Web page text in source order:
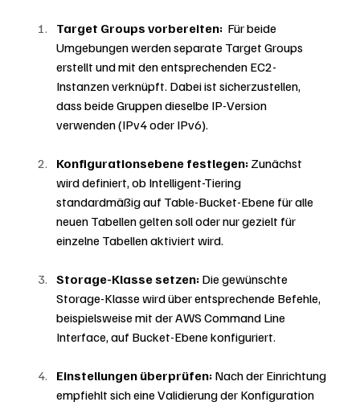
Target Groups vorbereiten: Für beide
Umgebungen werden separate Target Groups
erstellt und mit den entsprechenden EC2-
Instanzen verknüpft. Dabei ist sicherzustellen,
dass beide Gruppen dieselbe IP-Version
verwenden (IPv4 oder IPv6).
Konfigurationsebene festlegen: Zunächst
wird definiert, ob Intelligent-Tiering
standardmäßig auf Table-Bucket-Ebene für alle
neuen Tabellen gelten soll oder nur gezielt für
einzelne Tabellen aktiviert wird.
Storage-Klasse setzen: Die gewünschte
Storage-Klasse wird über entsprechende Befehle,
beispielsweise mit der AWS Command Line
Interface, auf Bucket-Ebene konfiguriert.
Einstellungen überprüfen: Nach der Einrichtung
empfiehlt sich eine Validierung der Konfiguration